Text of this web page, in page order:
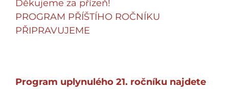
Děkujeme za přízeň!
PROGRAM PŘÍŠTÍHO ROČNÍKU
PŘIPRAVUJEME
Program uplynulého 21. ročníku najdete